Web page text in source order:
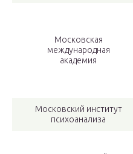
Московская
международная
академия
Московский институт
психоанализа